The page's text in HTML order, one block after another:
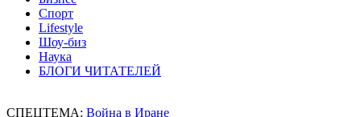
Спорт
Lifestyle
Шоу-биз
Наука
БЛОГИ ЧИТАТЕЛЕЙ
СПЕЦТЕМА: Война в Иране